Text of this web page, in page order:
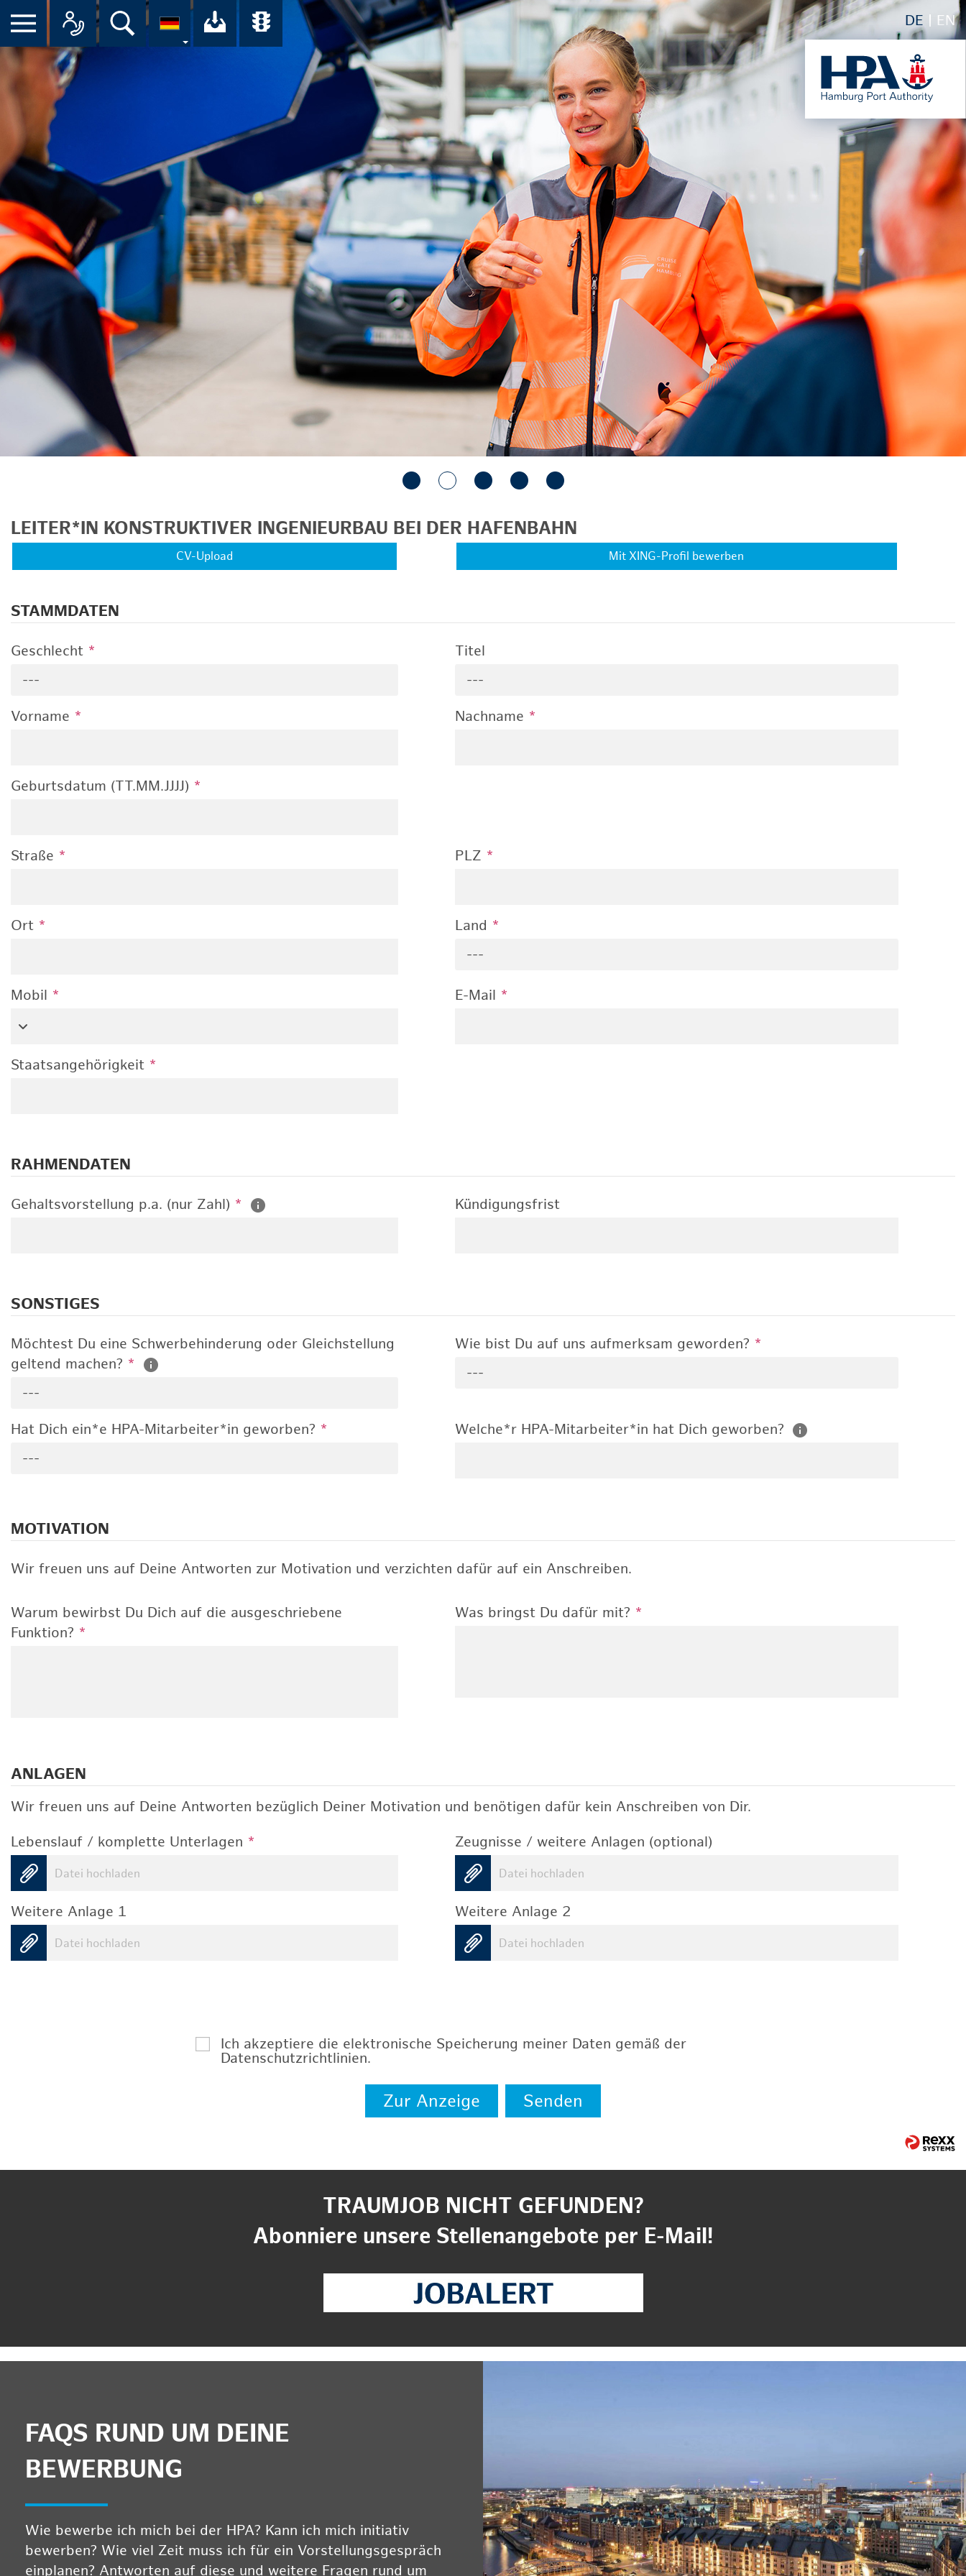
DE EN
Suche Ihr Download-Center der HPA
Übersicht aller Verkehrsmeldungen im Hafen am
LEITER*IN KONSTRUKTIVER INGENIEURBAU BEI DER HAFENBAHN
CV-Upload Mit XING-Profil bewerben
STAMMDATEN
Geschlecht *
---
Titel
---
Vorname * Nachname *
Geburtsdatum (TT.MM.JJJJ) *
Straße * PLZ *
Ort * Land *
---
Mobil * E-Mail *
Staatsangehörigkeit *
RAHMENDATEN
Gehaltsvorstellung p.a. (nur Zahl) * Kündigungsfrist
SONSTIGES
Möchtest Du eine Schwerbehinderung oder Gleichstellung
geltend machen? *
---
Wie bist Du auf uns aufmerksam geworden? *
---
Hat Dich ein*e HPA-Mitarbeiter*in geworben? *
---
Welche*r HPA-Mitarbeiter*in hat Dich geworben?
MOTIVATION
Wir freuen uns auf Deine Antworten zur Motivation und verzichten dafür auf ein Anschreiben.
Warum bewirbst Du Dich auf die ausgeschriebene
Funktion? *
Was bringst Du dafür mit? *
ANLAGEN
Wir freuen uns auf Deine Antworten bezüglich Deiner Motivation und benötigen dafür kein Anschreiben von Dir.
Lebenslauf / komplette Unterlagen *
Datei hochladen
Zeugnisse / weitere Anlagen (optional)
Datei hochladen
Weitere Anlage 1
Datei hochladen
Weitere Anlage 2
Datei hochladen
Ich akzeptiere die elektronische Speicherung meiner Daten gemäß der
Datenschutzrichtlinien.
Zur Anzeige Senden
TRAUMJOB NICHT GEFUNDEN?
Abonniere unsere Stellenangebote per E-Mail!
FAQS RUND UM DEINE
BEWERBUNG
Wie bewerbe ich mich bei der HPA? Kann ich mich initiativ
bewerben? Wie viel Zeit muss ich für ein Vorstellungsgespräch
einplanen? Antworten auf diese und weitere Fragen rund um